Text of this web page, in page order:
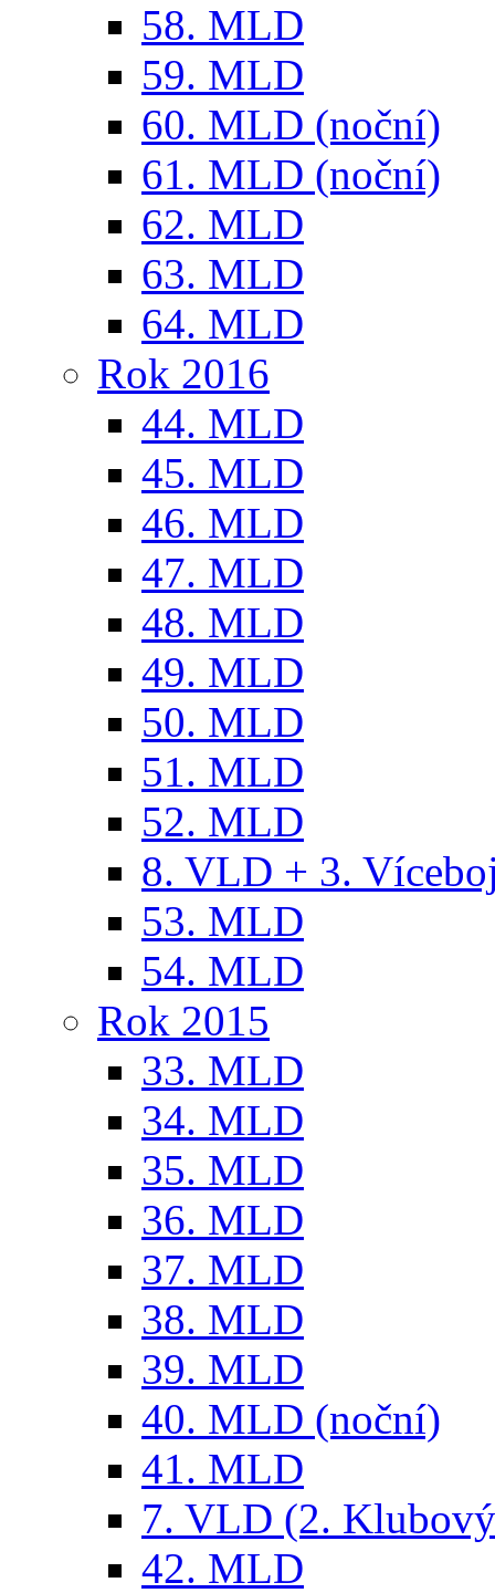
58. MLD
59. MLD
60. MLD (noční)
61. MLD (noční)
62. MLD
63. MLD
64. MLD
Rok 2016
44. MLD
45. MLD
46. MLD
47. MLD
48. MLD
49. MLD
50. MLD
51. MLD
52. MLD
8. VLD + 3.
53. MLD
54. MLD
Rok 2015
33. MLD
34. MLD
35. MLD
36. MLD
37. MLD
38. MLD
39. MLD
40. MLD (noční)
41. MLD
7. VLD (2.
42. MLD